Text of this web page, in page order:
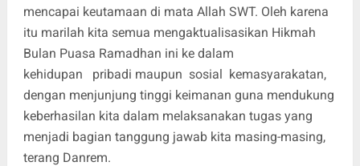
mencapai keutamaan di mata Allah SWT. Oleh karena
itu marilah kita semua mengaktualisasikan Hikmah
Bulan Puasa Ramadhan ini ke dalam
kehidupan pribadi maupun sosial kemasyarakatan,
dengan menjunjung tinggi keimanan guna mendukung
keberhasilan kita dalam melaksanakan tugas yang
menjadi bagian tanggung jawab kita masing-masing,
terang Danrem.